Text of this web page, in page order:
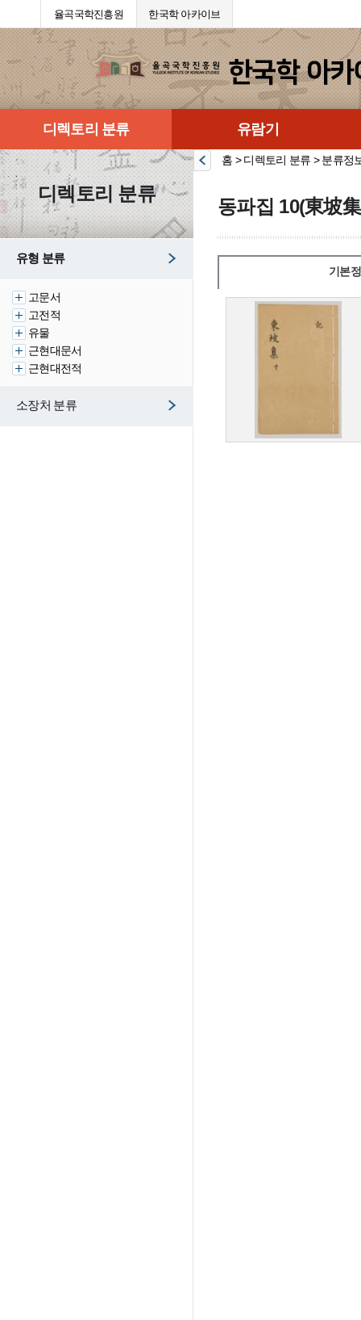
율곡국학진흥원 한국학 아카이브
디렉토리 분류 유람기
디렉토리 분류
유형 분류
고문서
고전적
유물
근현대문서
근현대전적
소장처 분류
홈 > 디렉토리 분류 > 분류정
동파집 10(東坡
기본